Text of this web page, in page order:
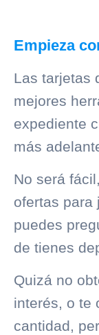
Empieza
Las tarjetas
mejores
expediente
más
No será
ofertas para
puedes
de tienes
Quizá no
interés, o te
cantidad,